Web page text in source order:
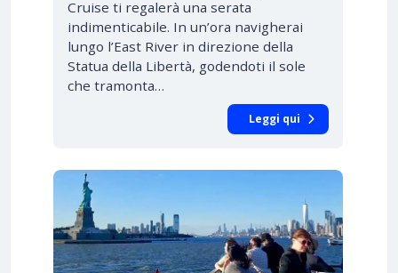
Cruise ti regalerà una serata
indimenticabile. In un’ora navigherai
lungo l’East River in direzione della
Statua della Libertà, godendoti il sole
che tramonta…
Leggi qui